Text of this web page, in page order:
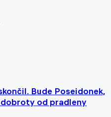
Bude Poseidonek,
od pradleny